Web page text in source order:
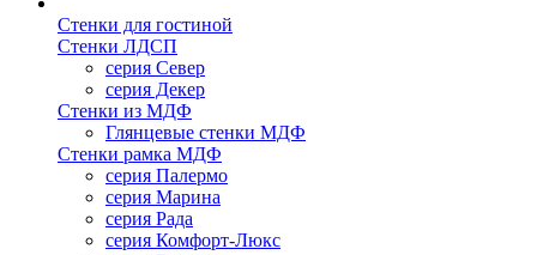
Стенки для гостиной
Стенки ЛДСП
серия Север
серия Декер
Стенки из МДФ
Глянцевые стенки МДФ
Стенки рамка МДФ
серия Палермо
серия Марина
серия Рада
серия Комфорт-Люкс